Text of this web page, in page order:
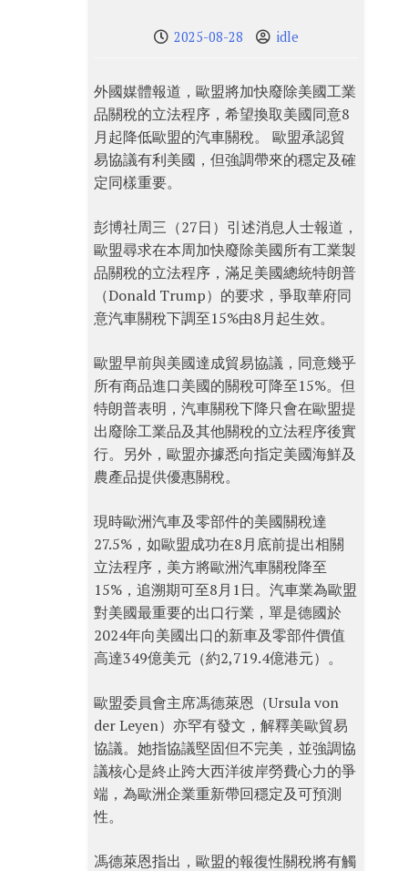
2025-08-28 idle
外國媒體報道，歐盟將加快廢除美國工業
品關稅的立法程序，希望換取美國同意8
月起降低歐盟的汽車關稅。 歐盟承認貿
易協議有利美國，但強調帶來的穩定及確
定同樣重要。
彭博社周三（27日）引述消息人士報道，
歐盟尋求在本周加快廢除美國所有工業製
品關稅的立法程序，滿足美國總統特朗普
（Donald Trump）的要求，爭取華府同
意汽車關稅下調至15%由8月起生效。
歐盟早前與美國達成貿易協議，同意幾乎
所有商品進口美國的關稅可降至15%。但
特朗普表明，汽車關稅下降只會在歐盟提
出廢除工業品及其他關稅的立法程序後實
行。另外，歐盟亦據悉向指定美國海鮮及
農產品提供優惠關稅。
現時歐洲汽車及零部件的美國關稅達
27.5%，如歐盟成功在8月底前提出相關
立法程序，美方將歐洲汽車關稅降至
15%，追溯期可至8月1日。汽車業為歐盟
對美國最重要的出口行業，單是德國於
2024年向美國出口的新車及零部件價值
高達349億美元（約2,719.4億港元）。
歐盟委員會主席馮德萊恩（Ursula von
der Leyen）亦罕有發文，解釋美歐貿易
協議。她指協議堅固但不完美，並強調協
議核心是終止跨大西洋彼岸勞費心力的爭
端，為歐洲企業重新帶回穩定及可預測
性。
馮德萊恩指出，歐盟的報復性關稅將有觸